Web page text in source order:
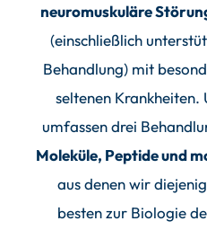
neuromuskuläre
(einschließlich
Behandlung) mit
seltenen Krankheiten.
umfassen drei
Moleküle, Peptide und
aus denen wir
besten zur Biologie